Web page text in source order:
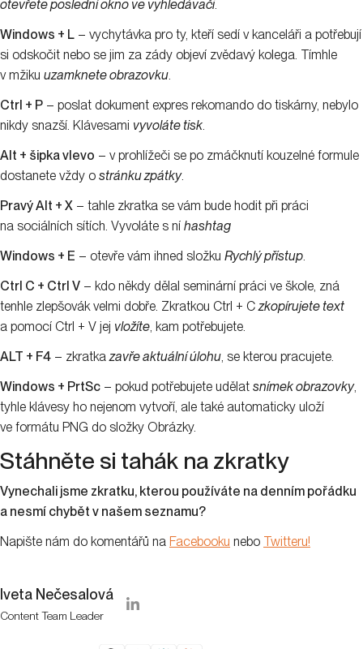
otevřete poslední okno ve vyhledávači.
Windows + L – vychytávka pro ty, kteří sedí v kanceláři a potřebují
si odskočit nebo se jim za zády objeví zvědavý kolega. Tímhle
v mžiku uzamknete obrazovku.
Ctrl + P – poslat dokument expres rekomando do tiskárny, nebylo
nikdy snazší. Klávesami vyvoláte tisk.
Alt + šipka vlevo – v prohlížeči se po zmáčknutí kouzelné formule
dostanete vždy o stránku zpátky.
Pravý Alt + X – tahle zkratka se vám bude hodit při práci
na sociálních sítích. Vyvoláte s ní hashtag
Windows + E – otevře vám ihned složku Rychlý přístup.
Ctrl C + Ctrl V – kdo někdy dělal seminární práci ve škole, zná
tenhle zlepšovák velmi dobře. Zkratkou Ctrl + Czkopírujete text
a pomocí Ctrl + V jej vložíte, kam potřebujete.
ALT + F4 – zkratkazavře aktuální úlohu, se kterou pracujete.
Windows + PrtSc – pokud potřebujete udělat snímek obrazovky,
tyhle klávesy ho nejenom vytvoří, ale také automaticky uloží
ve formátu PNG do složky Obrázky.
Stáhněte si tahák na zkratky
Vynechali jsme zkratku, kterou používáte na denním pořádku
a nesmí chybět v našem seznamu?
Napište nám do komentářů na Facebooku nebo Twitteru!
Iveta Nečesalová
Content Team Leader